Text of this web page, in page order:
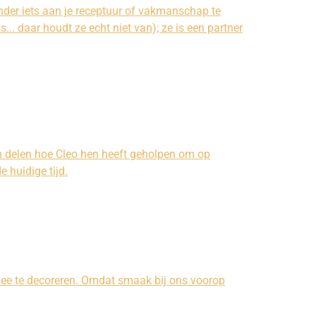
iets aan je receptuur of vakmanschap te
daar houdt ze echt niet van); ze is een partner
hoe Cleo hen heeft geholpen om op
huidige tijd.
te decoreren. Omdat smaak bij ons voorop